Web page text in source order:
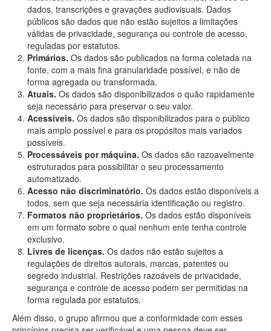
dados, transcrições e gravações audiovisuais. Dados
públicos são dados que não estão sujeitos a limitações
válidas de privacidade, segurança ou controle de acesso,
reguladas por estatutos.
Primários. Os dados são publicados na forma coletada na
fonte, com a mais fina granularidade possível, e não de
forma agregada ou transformada.
Atuais. Os dados são disponibilizados o quão rapidamente
seja necessário para preservar o seu valor.
Acessíveis. Os dados são disponibilizados para o público
mais amplo possível e para os propósitos mais variados
possíveis.
Processáveis por máquina. Os dados são razoavelmente
estruturados para possibilitar o seu processamento
automatizado.
Acesso não discriminatório. Os dados estão disponíveis a
todos, sem que seja necessária identificação ou registro.
Formatos não proprietários. Os dados estão disponíveis
em um formato sobre o qual nenhum ente tenha controle
exclusivo.
Livres de licenças. Os dados não estão sujeitos a
regulações de direitos autorais, marcas, patentes ou
segredo industrial. Restrições razoáveis de privacidade,
segurança e controle de acesso podem ser permitidas na
forma regulada por estatutos.
Além disso, o grupo afirmou que a conformidade com esses